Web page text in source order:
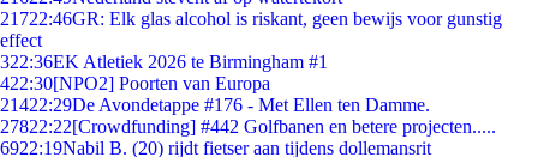
21722:46GR: Elk glas alcohol is riskant, geen bewijs voor gunstig
effect
322:36EK Atletiek 2026 te Birmingham #1
422:30[NPO2] Poorten van Europa
21422:29De Avondetappe #176 - Met Ellen ten Damme.
27822:22[Crowdfunding] #442 Golfbanen en betere projecten.....
6922:19Nabil B. (20) rijdt fietser aan tijdens dollemansrit